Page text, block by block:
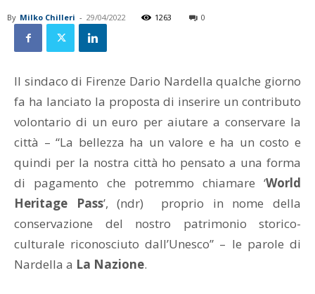
By Milko Chilleri - 29/04/2022 1263 0
Il sindaco di Firenze Dario Nardella qualche giorno
fa ha lanciato la proposta di inserire un contributo
volontario di un euro per aiutare a conservare la
città – “La bellezza ha un valore e ha un costo e
quindi per la nostra città ho pensato a una forma
di pagamento che potremmo chiamare ‘World
Heritage Pass’, (ndr) proprio in nome della
conservazione del nostro patrimonio storico-
culturale riconosciuto dall’Unesco” – le parole di
Nardella a La Nazione.